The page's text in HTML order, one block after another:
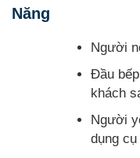
Năng
Người
Đầu
khách
Người
dụng